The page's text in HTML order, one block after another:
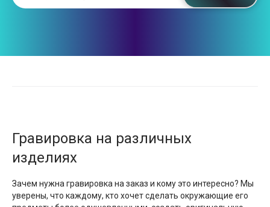
Гравировка на различных
изделиях
Зачем нужна гравировка на заказ и кому это интересно? Мы
уверены, что каждому, кто хочет сделать окружающие его